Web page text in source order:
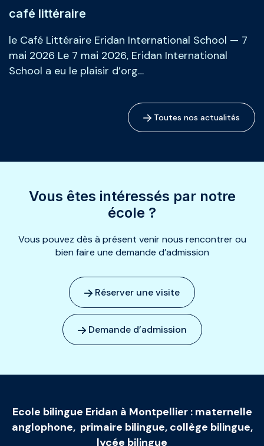
café littéraire
le Café Littéraire Eridan International School — 7
mai 2026 Le 7 mai 2026, Eridan International
School a eu le plaisir d’org…
Toutes nos actualités
Vous êtes intéressés par notre
école ?
Vous pouvez dès à présent venir nous rencontrer ou
bien faire une demande d’admission
Réserver une visite
Demande d’admission
Ecole bilingue Eridan à Montpellier: maternelle
anglophone, primaire bilingue, collège bilingue,
lycée bilingue